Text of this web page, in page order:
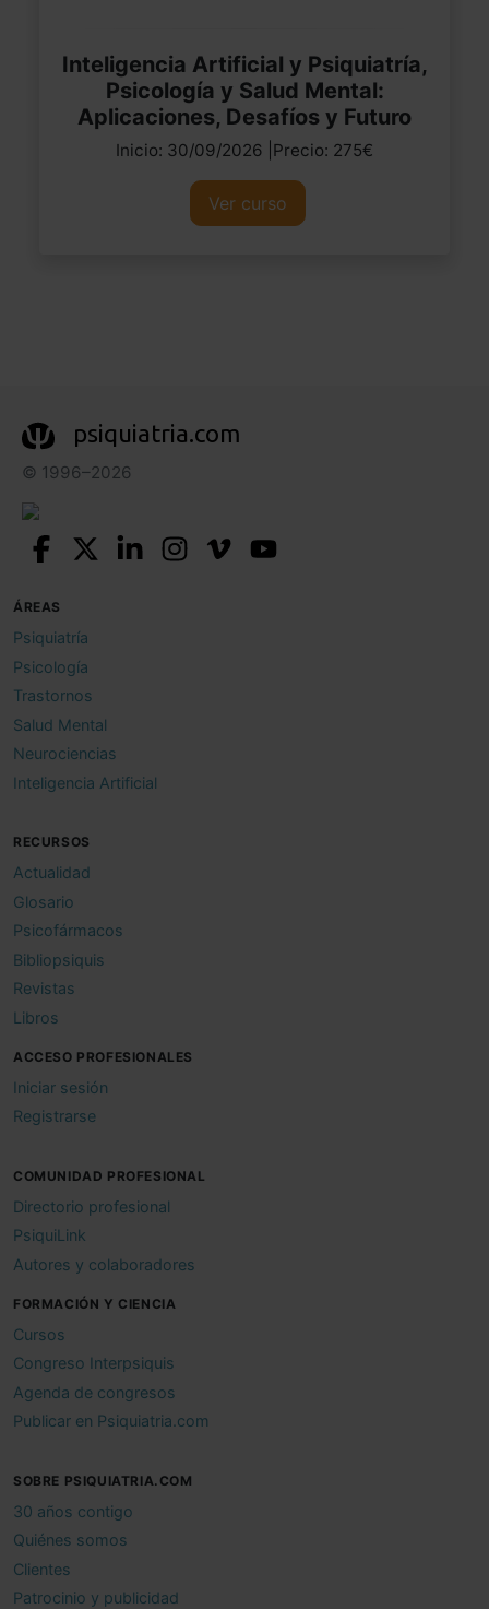
Inteligencia Artificial y Psiquiatría,
Psicología y Salud Mental:
Aplicaciones, Desafíos y Futuro
Inicio: 30/09/2026 |Precio: 275€
Ver curso
psiquiatria.com
© 1996–2026
ÁREAS
Psiquiatría
Psicología
Trastornos
Salud Mental
Neurociencias
Inteligencia Artificial
RECURSOS
Actualidad
Glosario
Psicofármacos
Bibliopsiquis
Revistas
Libros
ACCESO PROFESIONALES
Iniciar sesión
Registrarse
COMUNIDAD PROFESIONAL
Directorio profesional
PsiquiLink
Autores y colaboradores
FORMACIÓN Y CIENCIA
Cursos
Congreso Interpsiquis
Agenda de congresos
Publicar en Psiquiatria.com
SOBRE PSIQUIATRIA.COM
30 años contigo
Quiénes somos
Clientes
Patrocinio y publicidad